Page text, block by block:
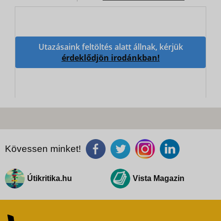
Utazásaink feltöltés alatt állnak, kérjük
érdeklődjön irodánkban!
Kövessen minket!
Útikritika.hu Vista Magazin